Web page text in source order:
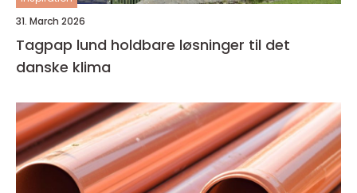
31. March 2026
Tagpap lund holdbare løsninger til det
danske klima